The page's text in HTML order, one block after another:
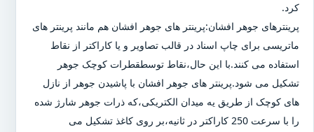
کرد.
پرینترهای جوهر افشان:پرینتر های جوهر افشان هم مانند پرینتر های
ماتریسی برای چاپ اسناد در قالب تصاویر و یا کاراکتر از نقاط
استفاده می کنند.با این حال،نقاط توسطقطرات کوچک جوهر
تشکیل می شود.پرینتر های جوهر افشان با پاشیدن جوهر از نازل
های کوچک از طریق یه میدان الکتریکی،که ذرات جوهر شارژ شده
را با سرعت 250 کاراکتر در ثانیه،بر روی کاغذ تشکیل می